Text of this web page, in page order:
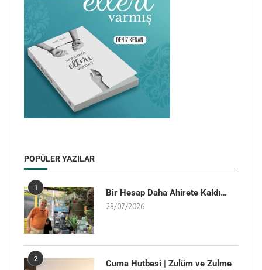
POPÜLER YAZILAR
1 Bir Hesap Daha Ahirete Kaldı…
28/07/2026
2
Cuma Hutbesi | Zulüm ve Zulme